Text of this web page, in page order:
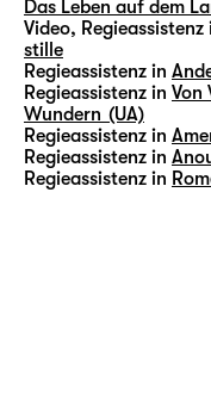
Das Leben auf dem
Video, Regieassistenz
stille
Regieassistenz in
Regieassistenz in Von
Wundern (UA)
Regieassistenz in
Regieassistenz in
Regieassistenz in